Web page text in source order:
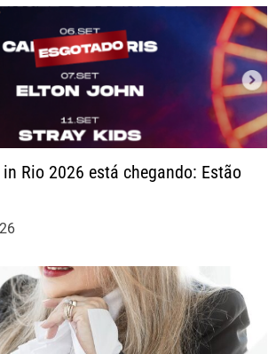
Rio 2026 está chegando: Estão